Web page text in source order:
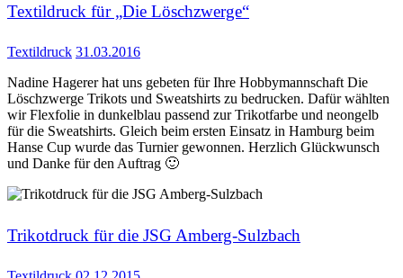
Textildruck für „Die Löschzwerge“
Textildruck 31.03.2016
Nadine Hagerer hat uns gebeten für Ihre Hobbymannschaft Die
Löschzwerge Trikots und Sweatshirts zu bedrucken. Dafür wählten
wir Flexfolie in dunkelblau passend zur Trikotfarbe und neongelb
für die Sweatshirts. Gleich beim ersten Einsatz in Hamburg beim
Hanse Cup wurde das Turnier gewonnen. Herzlich Glückwunsch
und Danke für den Auftrag 🙂
Trikotdruck für die JSG Amberg-Sulzbach